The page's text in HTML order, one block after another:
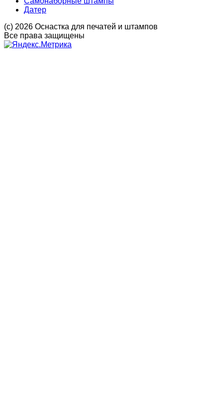
Датер
(с) 2026 Оснастка для печатей и штампов
Все права защищены